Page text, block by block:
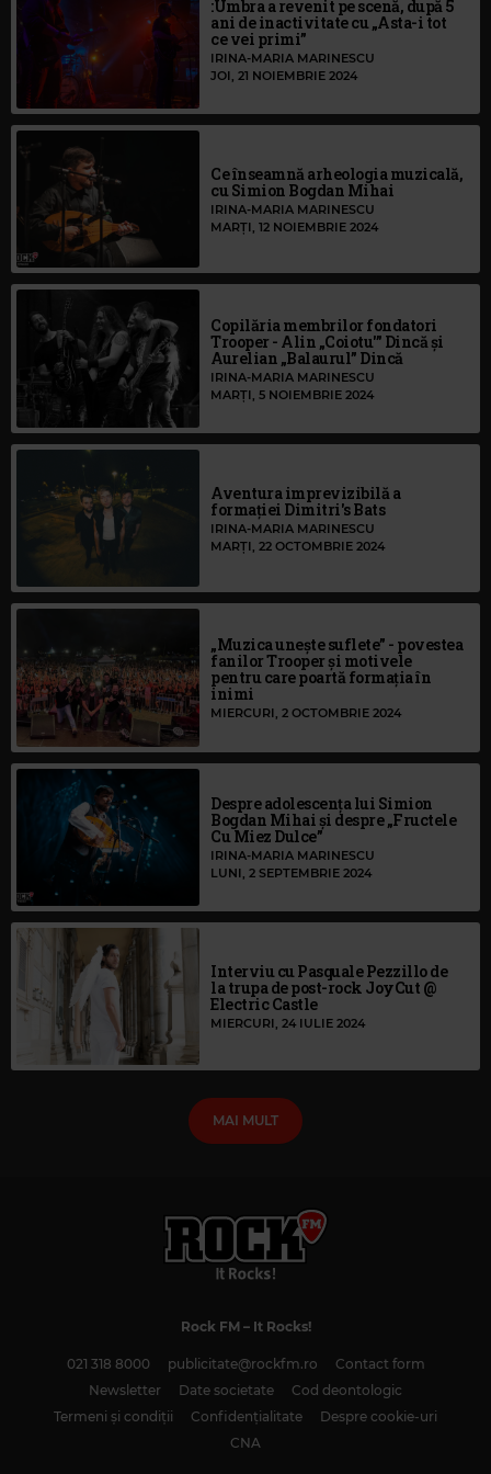
:Umbra a revenit pe scenă, după 5
ani de inactivitate cu „Asta-i tot
ce vei primi”
IRINA-MARIA MARINESCU
JOI, 21 NOIEMBRIE 2024
Ce înseamnă arheologia muzicală,
cu Simion Bogdan Mihai
IRINA-MARIA MARINESCU
MARȚI, 12 NOIEMBRIE 2024
Copilăria membrilor fondatori
Trooper - Alin „Coiotu'” Dincă și
Aurelian „Balaurul” Dincă
IRINA-MARIA MARINESCU
MARȚI, 5 NOIEMBRIE 2024
Aventura imprevizibilă a
formației Dimitri's Bats
IRINA-MARIA MARINESCU
MARȚI, 22 OCTOMBRIE 2024
„Muzica unește suflete” - povestea
fanilor Trooper și motivele
pentru care poartă formația în
inimi
MIERCURI, 2 OCTOMBRIE 2024
Despre adolescența lui Simion
Bogdan Mihai și despre „Fructele
Cu Miez Dulce”
IRINA-MARIA MARINESCU
LUNI, 2 SEPTEMBRIE 2024
Interviu cu Pasquale Pezzillo de
la trupa de post-rock JoyCut @
Electric Castle
MIERCURI, 24 IULIE 2024
MAI MULT
Rock FM– It Rocks!
021 318 8000 publicitate@rockfm.ro
Contact form
Newsletter
Date societate
Cod deontologic
Termeni și condiții
Confidențialitate
Despre cookie-uri
CNA